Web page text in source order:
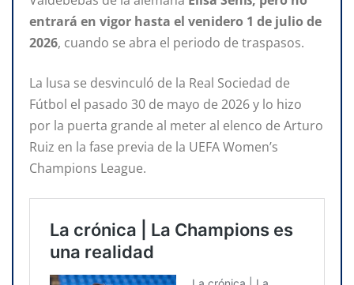
entrará en vigor hasta el venidero 1 de julio de
2026, cuando se abra el periodo de traspasos.
La lusa se desvinculó de la Real Sociedad de
Fútbol el pasado 30 de mayo de 2026 y lo hizo
por la puerta grande al meter al elenco de Arturo
Ruiz en la fase previa de la UEFA Women’s
Champions League.